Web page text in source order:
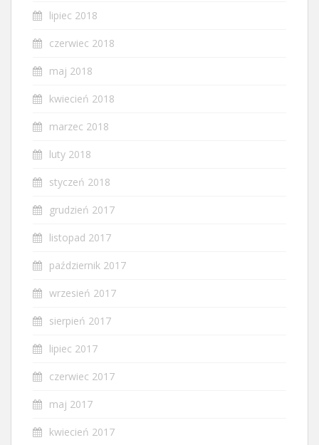
lipiec 2018
czerwiec 2018
maj 2018
kwiecień 2018
marzec 2018
luty 2018
styczeń 2018
grudzień 2017
listopad 2017
październik 2017
wrzesień 2017
sierpień 2017
lipiec 2017
czerwiec 2017
maj 2017
kwiecień 2017